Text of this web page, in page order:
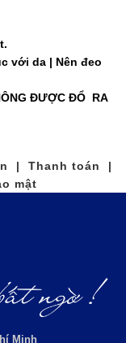
với da | Nên đeo
ĐƯỢC ĐỔ RA
| Thanh toán |
mật
Minh